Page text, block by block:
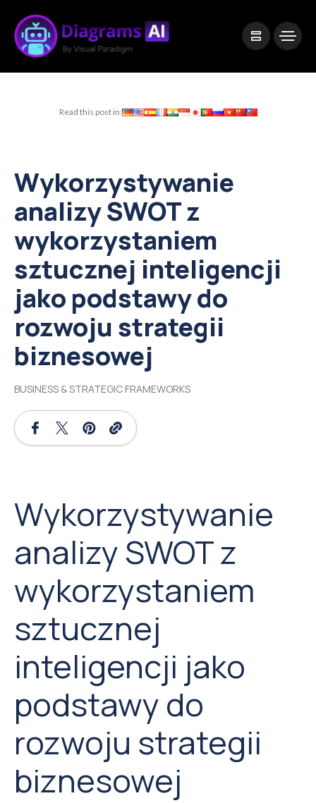
Read this post in:
Wykorzystywanie
analizy SWOT z
wykorzystaniem
sztucznej inteligencji
jako podstawy do
rozwoju strategii
biznesowej
BUSINESS & STRATEGIC FRAMEWORKS
Wykorzystywanie
analizy SWOT z
wykorzystaniem
sztucznej
inteligencji jako
podstawy do
rozwoju strategii
biznesowej